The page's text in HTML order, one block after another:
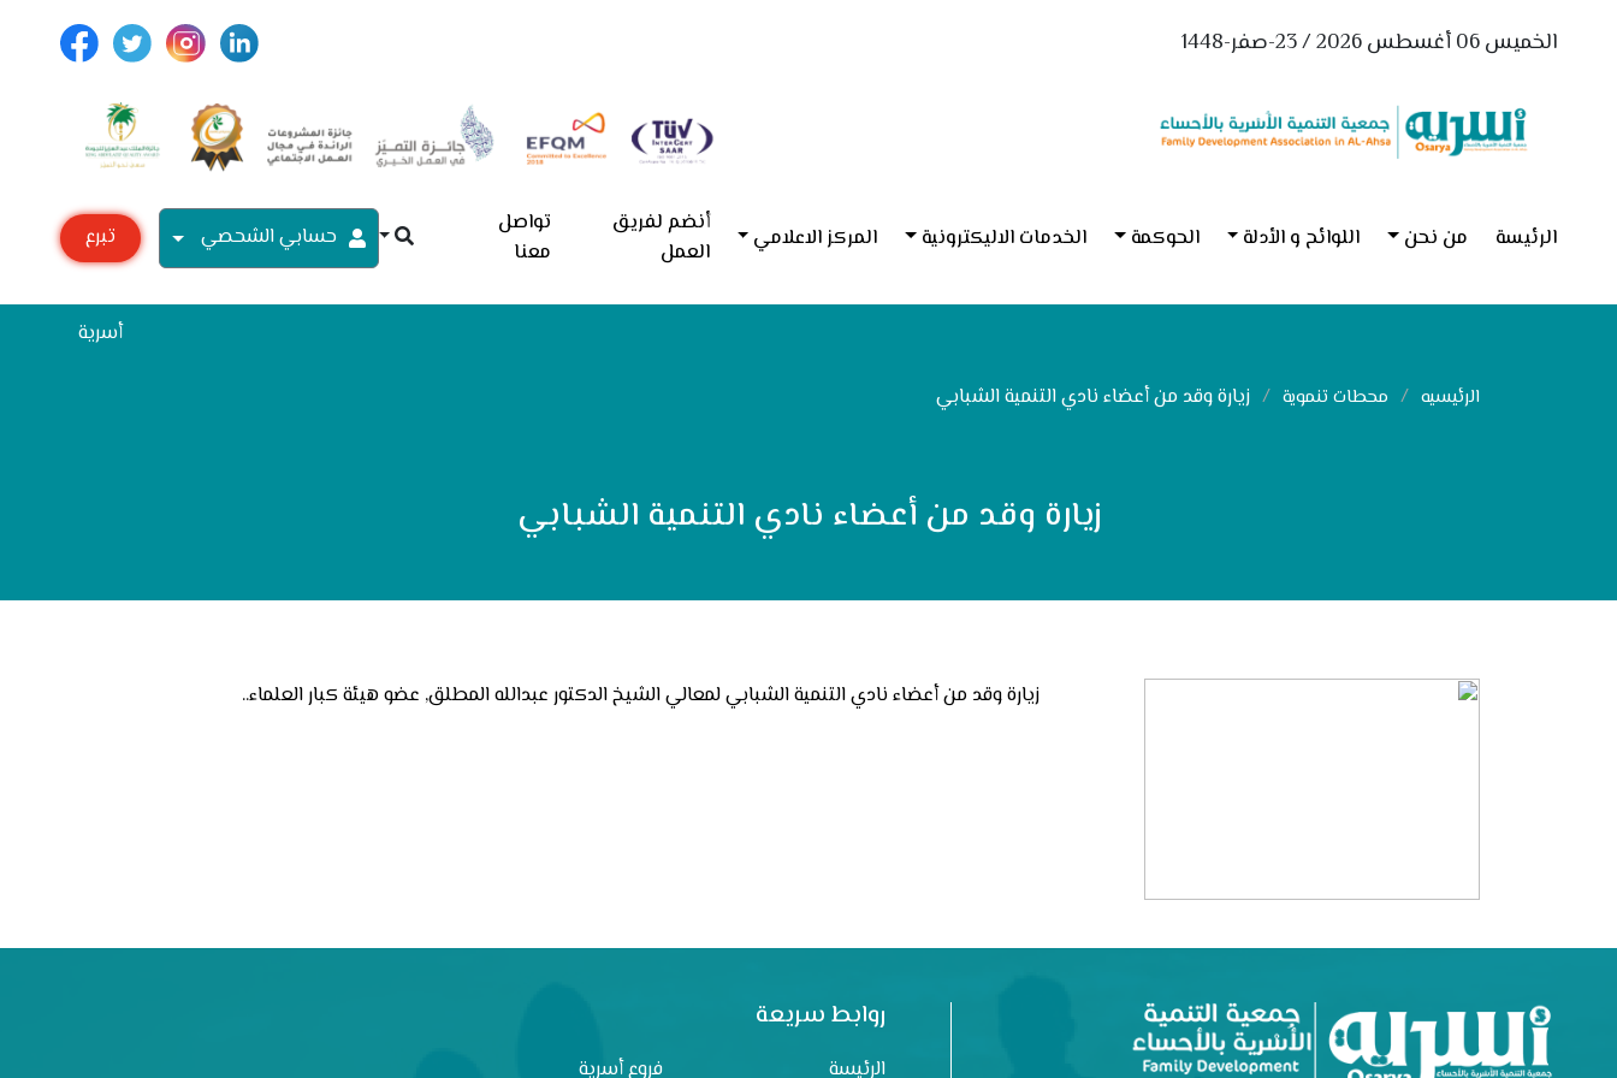
الخميس 06 أغسطس 2026 / 23-صفر-1448
الرئيسة من نحن اللوائح و الأدلة الحوكمة الخدمات الاليكترونية المركز الاعلامي
أنضم لفريق
العمل
تواصل
معنا
حسابي الشحصي
تبرع
أسرية
الرئيسيه محطات تنموية زيارة وقد من أعضاء نادي التنمية الشبابي
زيارة وقد من أعضاء نادي التنمية الشبابي
زيارة وقد من أعضاء نادي التنمية الشبابي لمعالي الشيخ الدكتور عبدالله المطلق, عضو هيئة كبار العلماء..
روابط سريعة
الرئيسة فروع أسرية